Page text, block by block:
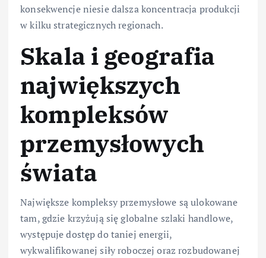
konsekwencje niesie dalsza koncentracja produkcji
w kilku strategicznych regionach.
Skala i geografia
największych
kompleksów
przemysłowych
świata
Największe kompleksy przemysłowe są ulokowane
tam, gdzie krzyżują się globalne szlaki handlowe,
występuje dostęp do taniej energii,
wykwalifikowanej siły roboczej oraz rozbudowanej